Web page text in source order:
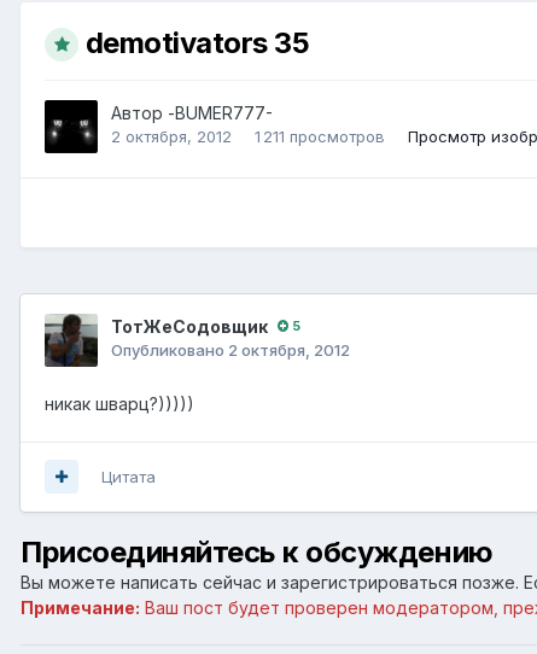
demotivators 35
Автор -BUMER777-
2 октября, 2012 1 211 просмотров Просмотр
ТотЖеСодовщик 5
Опубликовано 2 октября, 2012
никак шварц?)))))
Цитата
Присоединяйтесь к обсуждению
Вы можете написать сейчас и зарегистрироваться позже.
Примечание: Ваш пост будет проверен модератором,